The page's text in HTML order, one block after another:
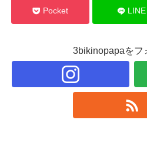
Pocket LINE
3bikinopapaをフ